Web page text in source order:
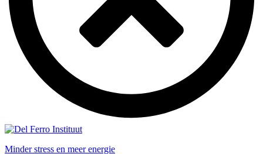
Minder stress en meer energie